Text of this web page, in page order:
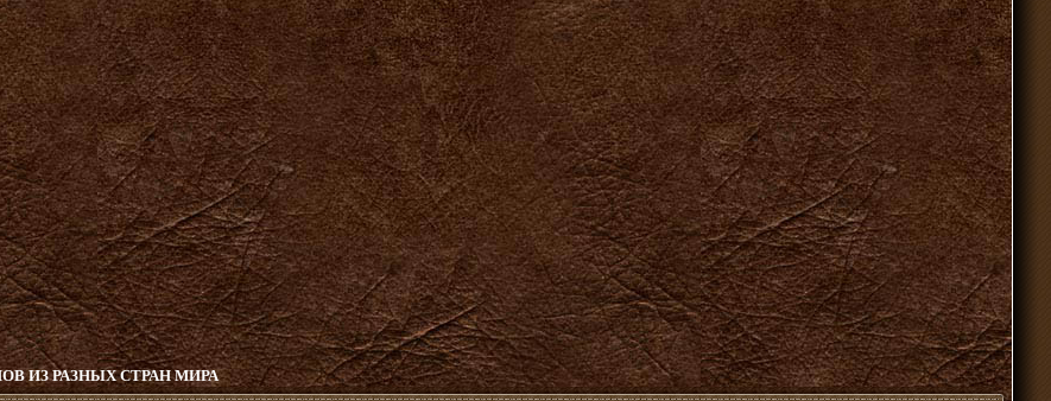
ИЗ РАЗНЫХ СТРАН МИРА